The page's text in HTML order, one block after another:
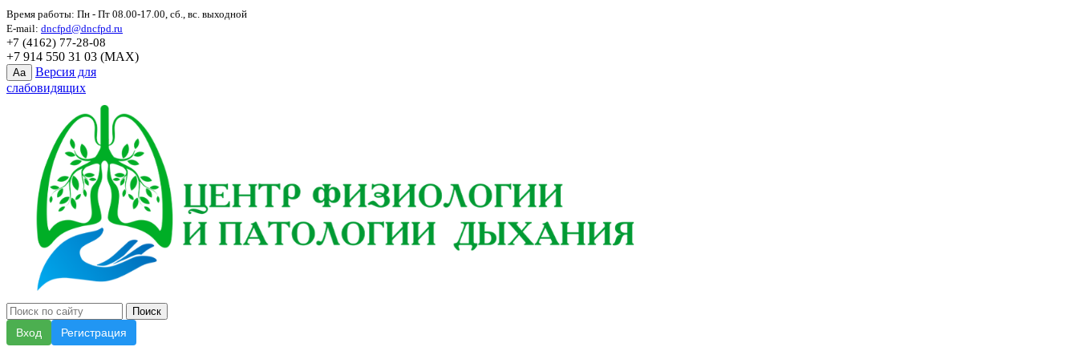
Время работы: Пн - Пт 08.00-17.00, сб., вс. выходной
E-mail: dncfpd@dncfpd.ru
+7 (4162) 77-28-08
+7 914 550 31 03 (MAX)
Aa
Версия для
слабовидящих
Вход Регистрация